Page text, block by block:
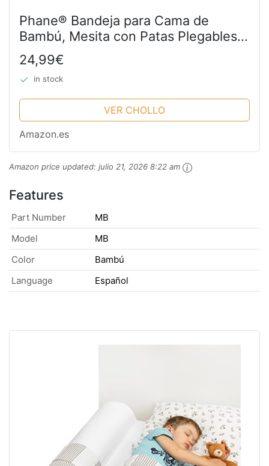
Phane® Bandeja para Cama de
Bambú, Mesita con Patas Plegables |
Mesa Bandeja Desayuno 2 en 1
Multiusos | 50x30x23 cm
24,99€
in stock
VER CHOLLO
Amazon.es
Amazon price updated: julio 21, 2026 8:22 am
Features
Part Number
MB
Model
MB
Color
Bambú
Language
Español